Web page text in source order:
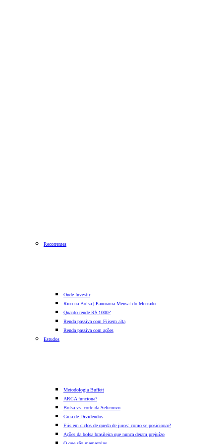
Recorrentes
Onde Investir
Rico na Bolsa | Panorama Mensal do Mercado
Quanto rende R$ 1000?
Renda passiva com Fiisem alta
Renda passiva com ações
Estudos
Metodologia Buffett
ARCA funciona?
Bolsa vs. corte da Selicnovo
Guia de Dividendos
Fiis em ciclos de queda de juros: como se posicionar?
Ações da bolsa brasileira que nunca deram prejuízo